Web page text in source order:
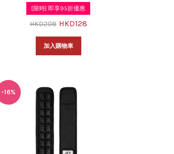
[限時] 即享95折優惠
HKD208 HKD128
加入購物車
-16%